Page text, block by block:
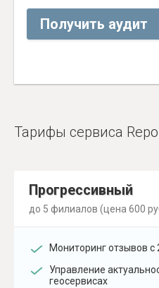
Получить аудит
Тарифы сервиса
Прогрессивный
до 5 филиалов (цена 600
Мониторинг отзывов с
Управление
геосервисах